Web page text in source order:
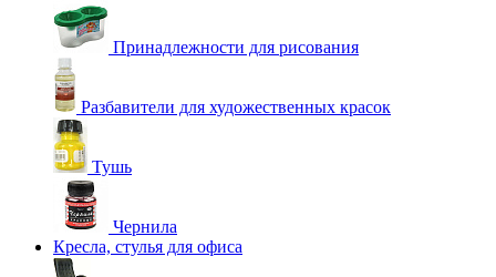
Принадлежности для рисования
Разбавители для художественных красок
Тушь
Чернила
Кресла, стулья для офиса